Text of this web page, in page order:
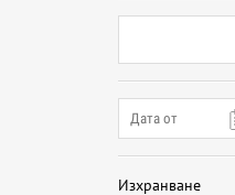
Изхранване